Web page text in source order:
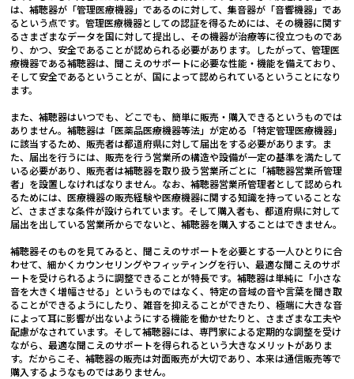
は、補聴器が「管理医療機器」であるのに対して、集音器が「音響機器」であ
るという点です。管理医療機器としての認証を得るためには、その機器に関す
るさまざまなデータを国に対して提出し、その機器が治療等に役立つものであ
り、かつ、安全であることが認められる必要があります。したがって、管理医
療機器である補聴器は、聞こえのサポートに必要な性能・機能を備えており、
そして安全であるということが、国によって認められているということになり
ます。
また、補聴器はいつでも、どこでも、簡単に販売・購入できるというものでは
ありません。補聴器は「医薬品医療機器等法」が定める「特定管理医療機器」
に該当するため、販売者は都道府県に対して届出をする必要があります。ま
た、届出を行うには、販売を行う営業所の構造や設備が一定の基準を満たして
いる必要があり、販売者は補聴器を取り扱う営業所ごとに「補聴器営業所管理
者」を設置しなければなりません。なお、補聴器営業所管理者として認められ
るためには、医療機器の販売経験や医療機器に関する知識を持っていることな
ど、さまざまな条件が設けられています。そして購入者も、都道府県に対して
届出を出している営業所からでないと、補聴器を購入することはできません。
補聴器そのものを見てみると、聞こえのサポートを必要とする一人ひとりに合
わせて、細かくカウンセリングやフィッティングを行い、最適な聞こえのサポ
ートを受けられるように調整できることが特長です。補聴器は単純に「小さな
音を大きく増幅させる」というものではなく、特定の音域の音や言葉を聞き取
ることができるようにしたり、雑音を抑えることができたり、極端に大きな音
によって耳に影響が出ないようにする機能を働かせたりと、さまざまな工夫や
配慮がなされています。そして補聴器には、専門家による定期的な調整を受け
ながら、最適な聞こえのサポートを得られるという大きなメリットがありま
す。だからこそ、補聴器の販売は対面販売が大切であり、本来は通信販売等で
購入するようなものではありません。